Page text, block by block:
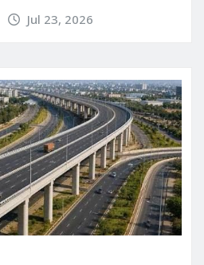
Jul 23, 2026